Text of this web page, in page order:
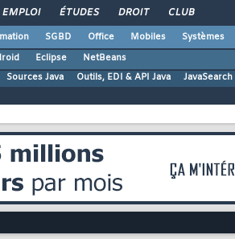
EMPLOI ÉTUDES DROIT CLUB
SGBD Office Mobiles
Systèmes
Eclipse
NetBeans
Sources Java Outils, EDI & API Java JavaSearch